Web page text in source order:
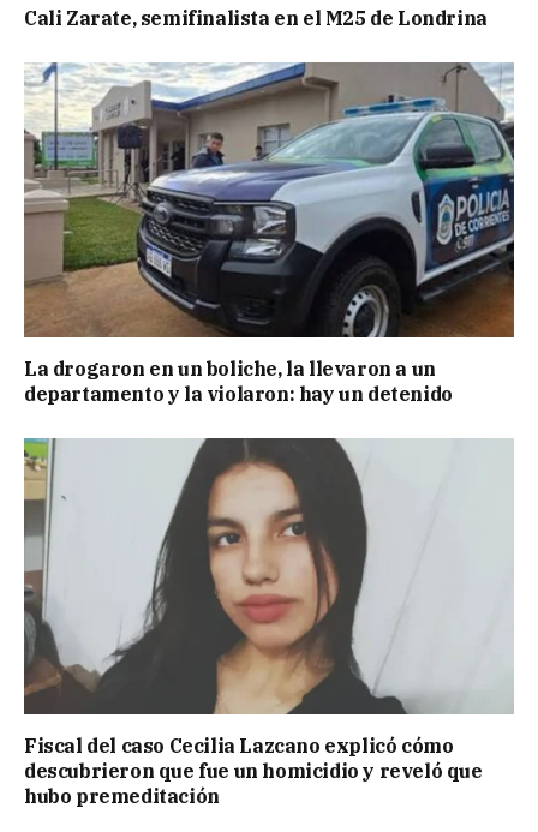
Cali Zarate, semifinalista en el M25 de Londrina
La drogaron en un boliche, la llevaron a un
departamento y la violaron: hay un detenido
Fiscal del caso Cecilia Lazcano explicó cómo
descubrieron que fue un homicidio y reveló que
hubo premeditación